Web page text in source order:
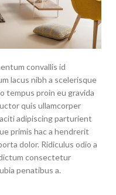
convallis id
lacus nibh a scelerisque
tempus proin eu gravida
quis ullamcorper
adipiscing parturient
primis hac a hendrerit
dolor. Ridiculus odio a
consectetur
penatibus a.